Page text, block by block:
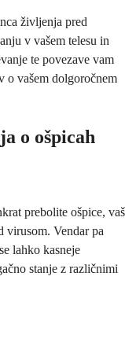
življenja pred
v vašem telesu in
te povezave vam
o vašem dolgoročnem
o ošpicah
prebolite ošpice, vaš
virusom. Vendar pa
lahko kasneje
stanje z različnimi